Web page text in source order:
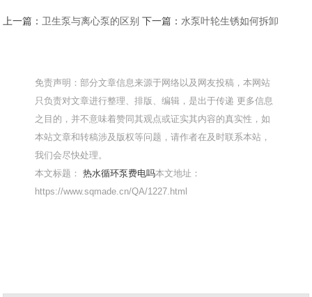
上一篇： 卫生泵与离心泵的区别 下一篇： 水泵叶轮生锈如何拆卸
免责声明：部分文章信息来源于网络以及网友投稿，本网站
只负责对文章进行整理、排版、编辑，是出于传递 更多信息
之目的，并不意味着赞同其观点或证实其内容的真实性，如
本站文章和转稿涉及版权等问题，请作者在及时联系本站，
我们会尽快处理。
本文标题：热水循环泵费电吗本文地址：
https://www.sqmade.cn/QA/1227.html